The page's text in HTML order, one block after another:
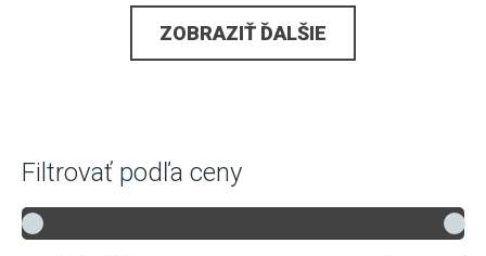
ZOBRAZIŤ ĎALŠIE
Filtrovať podľa ceny